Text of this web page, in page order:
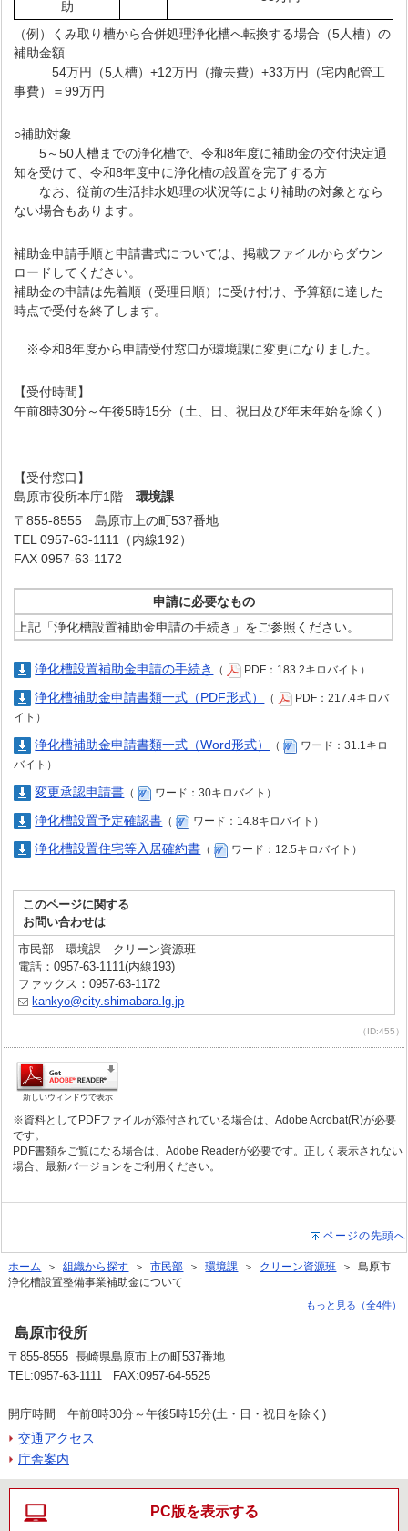
助
（例）くみ取り槽から合併処理浄化槽へ転換する場合（5人槽）の
補助金額
54万円（5人槽）+12万円（撤去費）+33万円（宅内配管工
事費）＝99万円
○補助対象
5～50人槽までの浄化槽で、令和8年度に補助金の交付決定通
知を受けて、令和8年度中に浄化槽の設置を完了する方
なお、従前の生活排水処理の状況等により補助の対象となら
ない場合もあります。
補助金申請手順と申請書式については、掲載ファイルからダウン
ロードしてください。
補助金の申請は先着順（受理日順）に受け付け、予算額に達した
時点で受付を終了します。
※令和8年度から申請受付窓口が環境課に変更になりました。
【受付時間】
午前8時30分～午後5時15分（土、日、祝日及び年末年始を除く）
【受付窓口】
島原市役所本庁1階環境課
〒855-8555 島原市上の町537番地
TEL 0957-63-1111（内線192）
FAX 0957-63-1172
申請に必要なもの
上記「浄化槽設置補助金申請の手続き」をご参照ください。
浄化槽設置補助金申請の手続き （ PDF：183.2キロバイト）
浄化槽補助金申請書類一式（PDF形式） （
PDF：217.4キロバ
イト）
浄化槽補助金申請書類一式（Word形式） （
ワード：31.1キロ
バイト）
変更承認申請書 （ ワード：30キロバイト）
浄化槽設置予定確認書 （ ワード：14.8キロバイト）
浄化槽設置住宅等入居確約書 （ ワード：12.5キロバイト）
このページに関する
お問い合わせは
市民部 環境課 クリーン資源班
電話：0957-63-1111(内線193)
ファックス：0957-63-1172
kankyo@city.shimabara.lg.jp
（ID:455）
新しいウィンドウで表示
※資料としてPDFファイルが添付されている場合は、Adobe Acrobat(R)が必要
です。
PDF書類をご覧になる場合は、Adobe Readerが必要です。正しく表示されない
場合、最新バージョンをご利用ください。
ページの先頭へ
ホーム ＞組織から探す ＞市民部 ＞環境課 ＞ クリーン資源班 ＞ 島原市
浄化槽設置整備事業補助金について
もっと見る（全4件）
島原市役所
〒855-8555 長崎県島原市上の町537番地
TEL:0957-63-1111 FAX:0957-64-5525
開庁時間 午前8時30分～午後5時15分(土・日・祝日を除く)
交通アクセス
庁舎案内
PC版を表示する